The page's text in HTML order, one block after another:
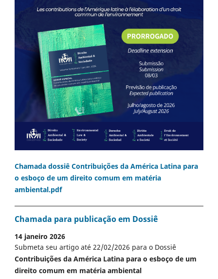
Chamada dossiê Contribuições da América Latina para
o esboço de um direito comum em matéria
ambiental.pdf
Chamada para publicação em Dossiê
14 janeiro 2026
Submeta seu artigo até 22/02/2026 para o Dossiê
Contribuições da América Latina para o esboço de um
direito comum em matéria ambiental